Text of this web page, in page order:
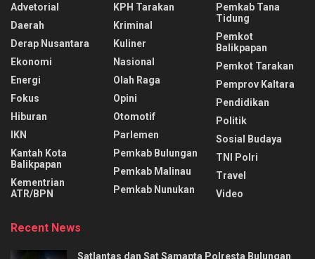
Advetorial
Daerah
Derap Nusantara
Ekonomi
Energi
Fokus
Hiburan
IKN
Kantah Kota
Balikpapan
Kementrian
ATR/BPN
KPH Tarakan
Kriminal
Kuliner
Nasional
Olah Raga
Opini
Otomotif
Parlemen
Pemkab Bulungan
Pemkab Malinau
Pemkab Nunukan
Pemkab Tana
Tidung
Pemkot
Balikpapan
Pemkot Tarakan
Pemprov Kaltara
Pendidikan
Politik
Sosial Budaya
TNI Polri
Travel
Video
Recent News
Satlantas dan Sat Samapta Polresta Bulungan